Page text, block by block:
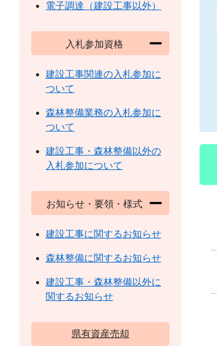
電子調達（建設工事以外）
入札参加資格
建設工事関連の入札参加に
ついて
森林整備業務の入札参加に
ついて
建設工事・森林整備以外の
入札参加について
お知らせ・要領・様式
建設工事に関するお知らせ
森林整備に関するお知らせ
建設工事・森林整備以外に
関するお知らせ
県有資産売却